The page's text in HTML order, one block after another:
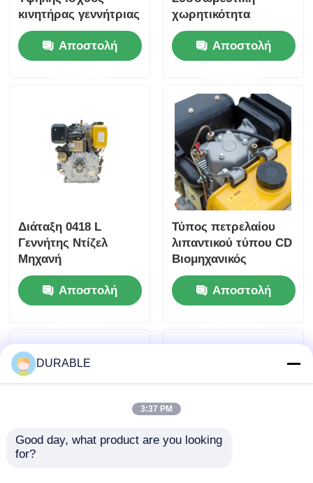
κινητήρας γεννήτριας
Αποστολή
χωρητικότητα
Βιομηχανικός
κινητήρας ντίζελ που
παρέχει συνολική
420×440×495 mm για
βιομηχανική ισχύ
Αποστολή
Διάταξη 0418 L
Γεννήτης Ντίζελ
Μηχανή
Ενσωματώνοντας
Τυφή × Στροφή 86 ×
72 mm και Συνολική
για απόδοση
Αποστολή
Τύπος πετρελαίου
λιπαντικού τύπου CD
Βιομηχανικός
κινητήρας ντίζελ
Τύπος κινητήρα
τετραχρονικού τύπου
Αποστολή
DURABLE
3:37 PM
Good day, what product are you looking
for?